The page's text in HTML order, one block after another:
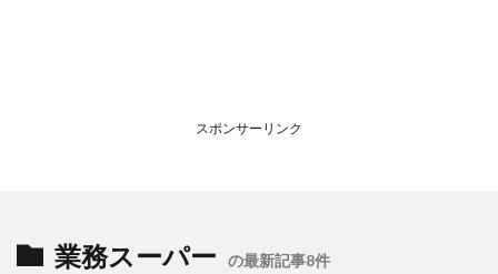
スポンサーリンク
業務スーパー の最新記事8件